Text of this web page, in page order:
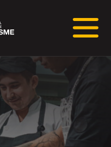
du travail (IMT)
touristique